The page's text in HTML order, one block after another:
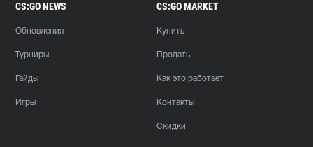
CS:GO NEWS
Обновления
Турниры
Гайды
Игры
CS:GO MARKET
Купить
Продать
Как это работает
Контакты
Скидки